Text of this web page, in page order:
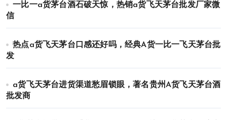
一比一a货茅台酒石破天惊，热销a货飞天茅台批发厂家微
信
热点a货飞天茅台口感还好吗，经典A货一比一飞天茅台批
发
a货飞天茅台进货渠道愁眉锁眼，著名贵州A货飞天茅台酒
批发商